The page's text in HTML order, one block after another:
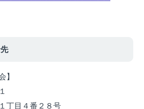
】
丁目４番２８号